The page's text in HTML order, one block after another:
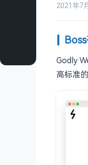
2021年7
Godly
高标准